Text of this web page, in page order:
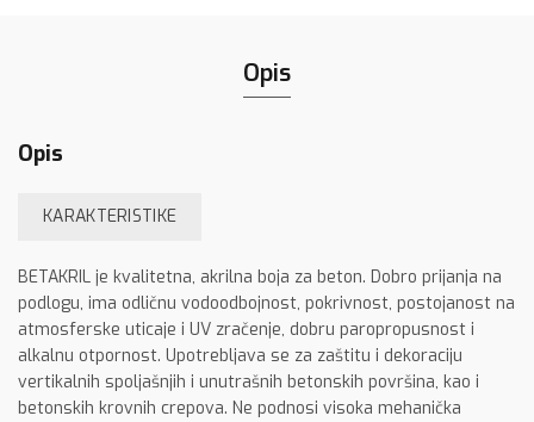
Opis
Opis
KARAKTERISTIKE
BETAKRIL je kvalitetna, akrilna boja za beton. Dobro prijanja na
podlogu, ima odličnu vodoodbojnost, pokrivnost, postojanost na
atmosferske uticaje i UV zračenje, dobru paropropusnost i
alkalnu otpornost. Upotrebljava se za zaštitu i dekoraciju
vertikalnih spoljašnjih i unutrašnih betonskih površina, kao i
betonskih krovnih crepova. Ne podnosi visoka mehanička